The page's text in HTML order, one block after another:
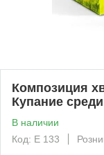
Композиция
Купание
В наличии
Код: Е 133